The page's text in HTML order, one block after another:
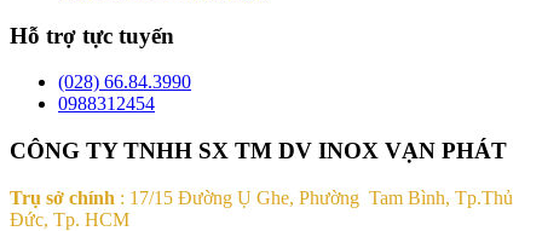
Hỗ trợ tực tuyến
(028) 66.84.3990
0988312454
CÔNG TY TNHH SX TM DV INOX VẠN PHÁT
Trụ sở chính : 17/15 Đường Ụ Ghe, Phường Tam Bình, Tp.Thủ
Đức, Tp. HCM